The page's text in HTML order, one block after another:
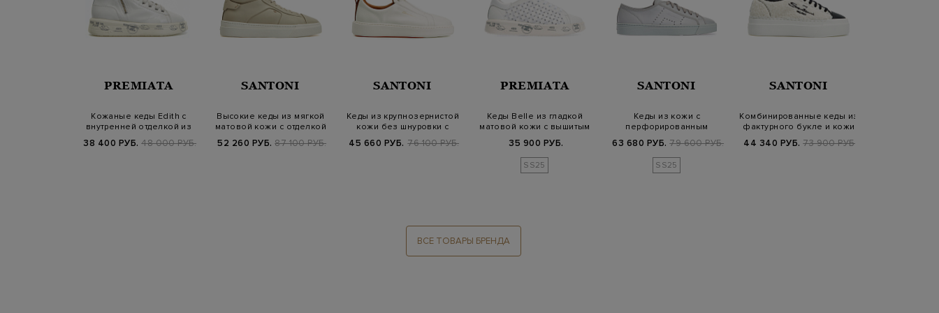
PREMIATA
Кожаные кеды Edith с
внутренней отделкой из
38 400 РУБ. 48 000 РУБ.
SANTONI
Высокие кеды из мягкой
матовой кожи с отделкой
52 260 РУБ. 87 100 РУБ.
SANTONI
Кеды из крупнозернистой
кожи без шнуровки с
45 660 РУБ. 76 100 РУБ.
PREMIATA
Кеды Belle из гладкой
матовой кожи с вышитым
35 900 РУБ.
SS25
SANTONI
Кеды из кожи с
перфорированным
63 680 РУБ. 79 600 РУБ.
SS25
SANTONI
Комбинированные кеды из
фактурного букле и кожи
44 340 РУБ. 73 900 РУБ.
ВСЕ ТОВАРЫ БРЕНДА